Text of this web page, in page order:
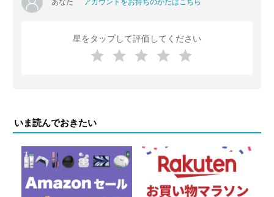
あなた アカウントをお持ちのかたはこちら
星をタップして評価してください
いま読んでおきたい